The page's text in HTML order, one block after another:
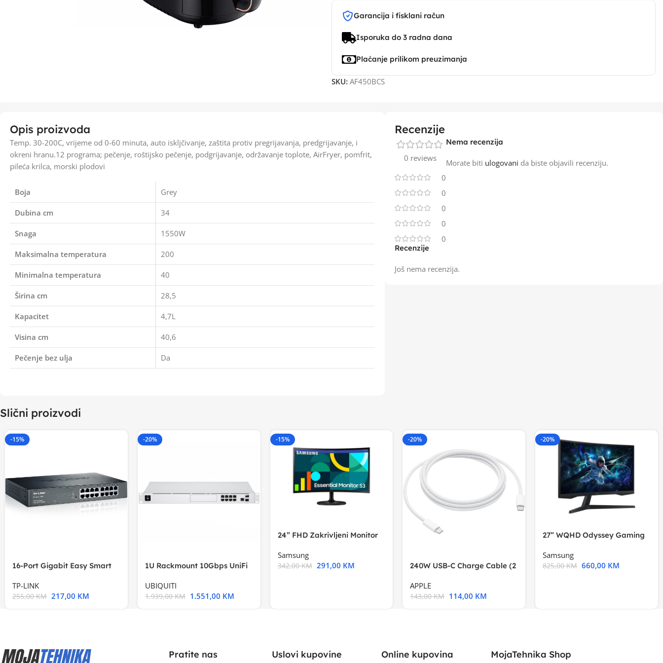
Garancija i fisklani račun
Isporuka do 3 radna dana
Plaćanje prilikom preuzimanja
SKU: AF450BCS
Opis proizvoda
Temp. 30-200C, vrijeme od 0-60 minuta, auto iskljčivanje, zaštita protiv pregrijavanja, predgrijavanje, i
okreni hranu.12 programa; pečenje, roštijsko pečenje, podgrijavanje, održavanje toplote, AirFryer, pomfrit,
pileća krilca, morski plodovi
Boja Grey
Dubina cm 34
Snaga 1550W
Maksimalna temperatura 200
Minimalna temperatura 40
Širina cm 28,5
Kapacitet 4,7L
Visina cm 40,6
Pečenje bez ulja Da
Recenzije
0 reviews
0
0
0
0
0
Recenzije
Još nema recenzija.
Nema recenzija
Morate biti ulogovani da biste objavili recenziju.
Slični proizvodi
-15%
16-Port Gigabit Easy Smart
TP-LINK
255,00KM 217,00 KM
-20%
1U Rackmount 10Gbps UniFi
UBIQUITI
1.939,00KM 1.551,00 KM
-15%
24” FHD Zakrivljeni Monitor
Samsung
342,00KM 291,00 KM
-20%
240W USB-C Charge Cable (2
APPLE
143,00KM 114,00 KM
-20%
27” WQHD Odyssey Gaming
Samsung
825,00KM 660,00 KM
Pratite nas Uslovi kupovine Online kupovina MojaTehnika Shop